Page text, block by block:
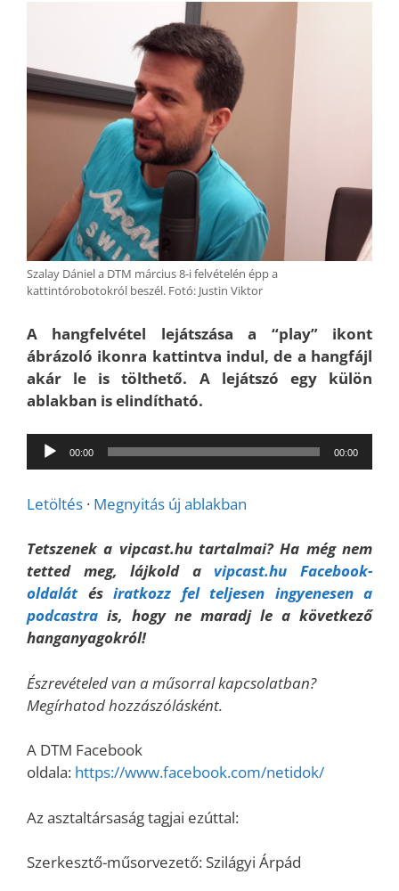
Szalay Dániel a DTM március 8-i felvételén épp a
kattintórobotokról beszél. Fotó: Justin Viktor
A hangfelvétel lejátszása a “play” ikont
ábrázoló ikonra kattintva indul, de a hangfájl
akár le is tölthető. A lejátszó egy külön
ablakban is elindítható.
Audió
lejátszó
00:00 00:00
Letöltés · Megnyitás új ablakban
Tetszenek a vipcast.hu tartalmai? Ha még nem
tetted meg, lájkold a vipcast.hu Facebook-
oldalátés iratkozz fel teljesen ingyenesen a
podcastra is, hogy ne maradj le a következő
hanganyagokról!
Észrevételed van a műsorral kapcsolatban?
Megírhatod hozzászólásként.
A DTM Facebook
oldala: https://www.facebook.com/netidok/
Az asztaltársaság tagjai ezúttal:
Szerkesztő-műsorvezető: Szilágyi Árpád